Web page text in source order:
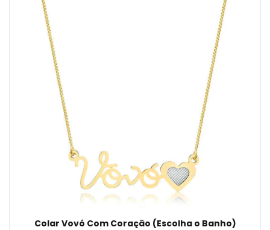
Colar Vovó Com Coração (Escolha o Banho)